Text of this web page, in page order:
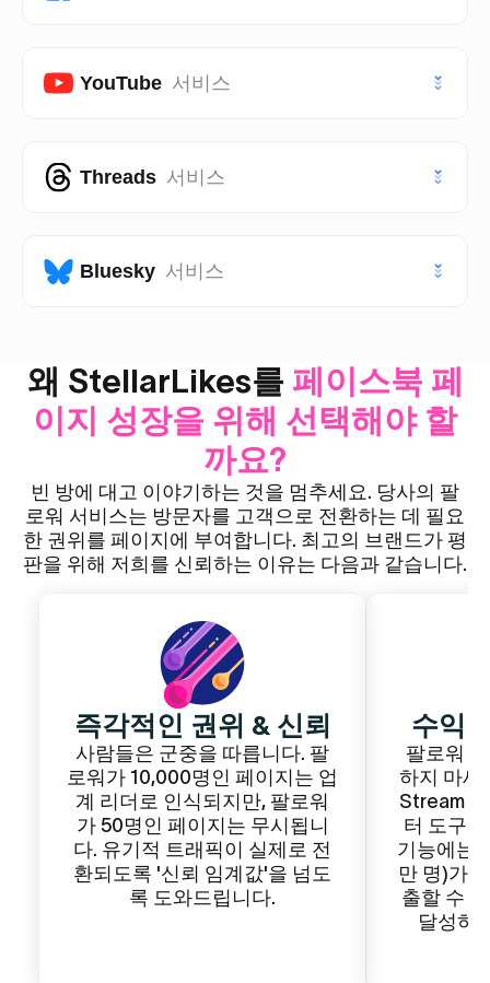
틱톡 저장
인스타그램 조회수
페이스북 페이지 좋아요
페이스북 게시물 좋아요
YouTube 서비스
유튜브 구독자
유튜브 조회수
유튜브 쇼츠 조회수
Threads 서비스
스레드 좋아요
스레드 리포스트
Bluesky 서비스
블루스카이 팔로워
왜 StellarLikes를 페이스북 페
이지 성장을 위해 선택해야 할
까요?
빈 방에 대고 이야기하는 것을 멈추세요. 당사의 팔
로워 서비스는 방문자를 고객으로 전환하는 데 필요
한 권위를 페이지에 부여합니다. 최고의 브랜드가 평
판을 위해 저희를 신뢰하는 이유는 다음과 같습니다.
즉각적인 권위 & 신뢰
사람들은 군중을 따릅니다. 팔
로워가 10,000명인 페이지는 업
계 리더로 인식되지만, 팔로워
가 50명인 페이지는 무시됩니
다. 유기적 트래픽이 실제로 전
환되도록 '신뢰 임계값'을 넘도
록 도와드립니다.
수익
팔로워
하지 마세
Stream
터 도구
기능에는
만 명)가
출할 수
달성하